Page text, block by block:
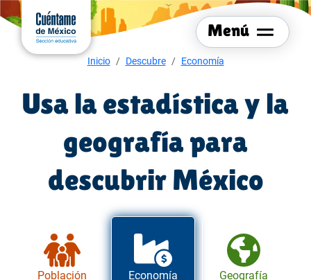
Ir al
contenido
principal
Menú
Menú del sitio
Menú de navegación
Inicio Descubre Economía
Usa la estadística y la
geografía para
descubrir México
Población Economía Geografía